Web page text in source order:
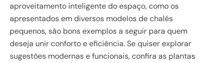
aproveitamento inteligente do espaço, como os
apresentados em diversos modelos de chalés
pequenos, são bons exemplos a seguir para quem
deseja unir conforto e eficiência. Se quiser explorar
sugestões modernas e funcionais, confira as plantas